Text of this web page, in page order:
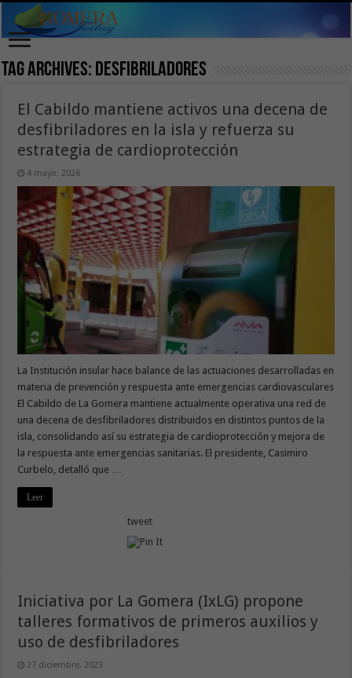
Tag Archives: desfibriladores
El Cabildo mantiene activos una decena de
desfibriladores en la isla y refuerza su
estrategia de cardioprotección
4 mayo, 2026
La Institución insular hace balance de las actuaciones desarrolladas en
materia de prevención y respuesta ante emergencias cardiovasculares
El Cabildo de La Gomera mantiene actualmente operativa una red de
una decena de desfibriladores distribuidos en distintos puntos de la
isla, consolidando así su estrategia de cardioprotección y mejora de
la respuesta ante emergencias sanitarias. El presidente, Casimiro
Curbelo, detalló que …
Leer
tweet
Iniciativa por La Gomera (IxLG) propone
talleres formativos de primeros auxilios y
uso de desfibriladores
27 diciembre, 2023